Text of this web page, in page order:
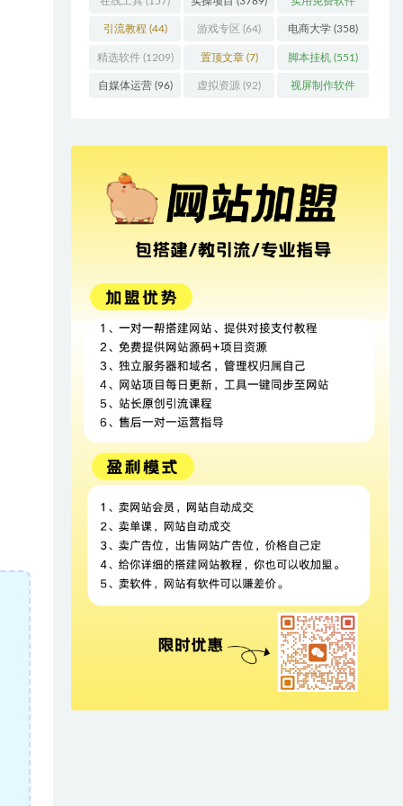
(415)
引流教程 (44) 游戏专区 (64) 电商大学 (358)
精选软件(1209) 置顶文章(7) 脚本挂机 (551)
自媒体运营(96) 虚拟资源 (92) 视屏制作软件